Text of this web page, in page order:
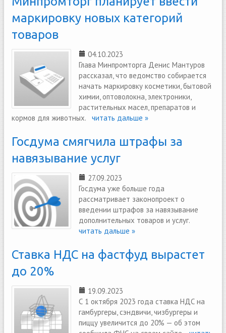
маркировку новых категорий
товаров
04.10.2023
Глава Минпромторга Денис Мантуров
рассказал, что ведомство собирается
начать маркировку косметики, бытовой
химии, оптоволокна, электроники,
растительных масел, препаратов и
кормов для животных. читать дальше »
Госдума смягчила штрафы за
навязывание услуг
27.09.2023
Госдума уже больше года
рассматривает законопроект о
введении штрафов за навязывание
дополнительных товаров и услуг.
читать дальше »
Ставка НДС на фастфуд вырастет
до 20%
19.09.2023
С 1 октября 2023 года ставка НДС на
гамбургеры, сэндвичи, чизбургеры и
пиццу увеличится до 20% — об этом